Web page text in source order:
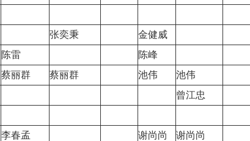
张奕秉 金健威
陈雷 陈峰
蔡丽群 蔡丽群 池伟 池伟
曾江忠
李春孟 谢尚尚 谢尚尚